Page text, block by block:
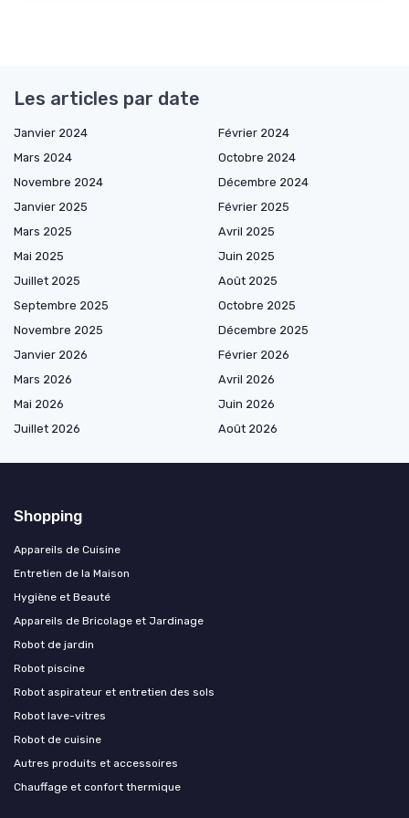
Les articles par date
Janvier 2024
Février 2024
Mars 2024
Octobre 2024
Novembre 2024
Décembre 2024
Janvier 2025
Février 2025
Mars 2025
Avril 2025
Mai 2025
Juin 2025
Juillet 2025
Août 2025
Septembre 2025
Octobre 2025
Novembre 2025
Décembre 2025
Janvier 2026
Février 2026
Mars 2026
Avril 2026
Mai 2026
Juin 2026
Juillet 2026
Août 2026
Shopping
Appareils de Cuisine
Entretien de la Maison
Hygiène et Beauté
Appareils de Bricolage et Jardinage
Robot de jardin
Robot piscine
Robot aspirateur et entretien des sols
Robot lave-vitres
Robot de cuisine
Autres produits et accessoires
Chauffage et confort thermique